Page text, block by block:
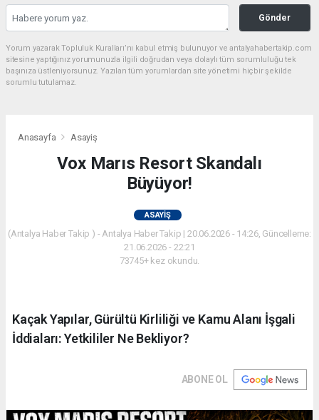
Gönder
Yorum yazarak Topluluk Kuralları’nı kabul etmiş bulunuyor ve antalyahabertakip.com
sitesine yaptığınız yorumunuzla ilgili doğrudan veya dolaylı tüm sorumluluğu tek
başınıza üstleniyorsunuz. Yazılan tüm yorumlardan site yönetimi hiçbir şekilde
sorumlu tutulamaz.
Anasayfa Asayiş
Vox Marıs Resort Skandalı
Büyüyor!
ASAYIŞ
(Antalya Haber Takip ) - Antalya Haber Takip | 20.06.2026 - 14:26, Güncelleme:
21.06.2026 - 22:21
73745+ kez okundu.
Kaçak Yapılar, Gürültü Kirliliği ve Kamu Alanı İşgali
İddiaları: Yetkililer Ne Bekliyor?
ABONE OL